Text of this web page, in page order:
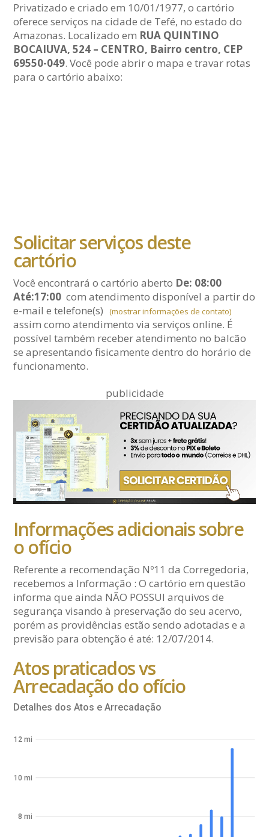
Privatizado e criado em 10/01/1977, o cartório
oferece serviços na cidade de Tefé, no estado do
Amazonas. Localizado em RUA QUINTINO
BOCAIUVA, 524 – CENTRO, Bairro centro, CEP
69550-049. Você pode abrir o mapa e travar rotas
para o cartório abaixo:
Solicitar serviços deste
cartório
Você encontrará o cartório aberto De: 08:00
Até:17:00 com atendimento disponível a partir do
e-maile telefone(s) (mostrar informações de contato)
assim como atendimento via serviços online. É
possível também receber atendimento no balcão
se apresentando fisicamente dentro do horário de
funcionamento.
publicidade
Informações adicionais sobre
o ofício
Referente a recomendação Nº11 da Corregedoria,
recebemos a Informação : O cartório em questão
informa que ainda NÃO POSSUI arquivos de
segurança visando à preservação do seu acervo,
porém as providências estão sendo adotadas e a
previsão para obtenção é até: 12/07/2014.
Atos praticados vs
Arrecadação do ofício
Detalhes dos Atos e Arrecadação
8 mi
10 mi
12 mi